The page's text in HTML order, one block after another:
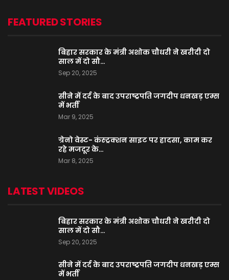
FEATURED STORIES
बिहार सरकार के मंत्री अशोक चौधरी ने खरीदी दो
साल में दो सौ…
Sep 20, 2025
सीने में दर्द के बाद उपराष्ट्रपति जगदीप धनखड़ एम्स
में भर्ती
Mar 9, 2025
ग्रेनो वेस्ट- कंस्ट्रक्शन साइट पर हादसा, काम कर
रहे मजदूर के…
Mar 8, 2025
LATEST VIDEOS
बिहार सरकार के मंत्री अशोक चौधरी ने खरीदी दो
साल में दो सौ…
Sep 20, 2025
सीने में दर्द के बाद उपराष्ट्रपति जगदीप धनखड़ एम्स
में भर्ती